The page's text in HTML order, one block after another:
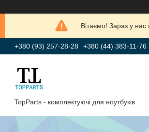
Вітаємо! Зараз у
+380 (93) 257-28-28 +380 (44) 383-11-76
TopParts - комплектуючі для ноутбуків